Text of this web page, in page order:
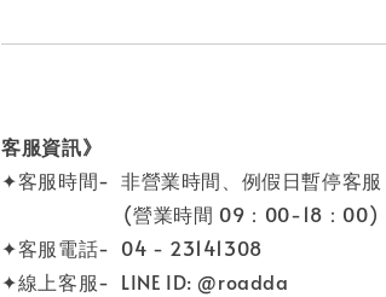
客服資訊》
✦客服時間- 非營業時間、例假日暫停客服
(營業時間 09：00-18：00)
✦客服電話- 04 - 23141308
✦線上客服- LINE ID: @roadda